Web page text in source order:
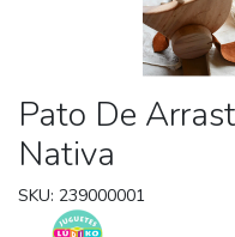
Pato De
Nativa
SKU: 239000001